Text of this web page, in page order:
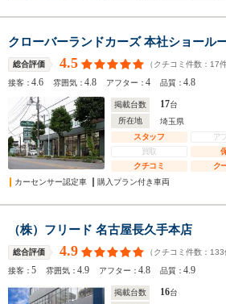
クローバーランドカーズ 本社ショー
総合評価 4.5 （クチコミ件数： 17
接客：4.6 雰囲気：4.8 アフター：4 品質：4.8
掲載台数 17台
所在地
埼玉県
スタッフ
ア
買取
クチコミ
ク
カーセンサー認定車
購入プラン付き車両
（株）フリード 名古屋長久手本店
総合評価 4.9 （クチコミ件数： 133
接客：5 雰囲気：4.9 アフター：4.8 品質：4.9
掲載台数 16台